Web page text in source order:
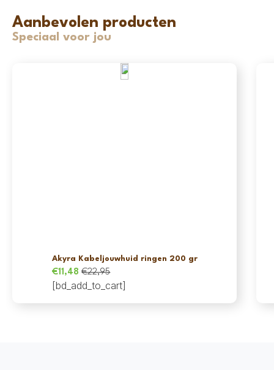
Aanbevolen producten
Speciaal voor jou
Akyra Kabeljouwhuid ringen 200 gr
€22,95
Oorspronkelijke
prijs
€11,48
Huidige
prijs
[bd_add_to_cart]